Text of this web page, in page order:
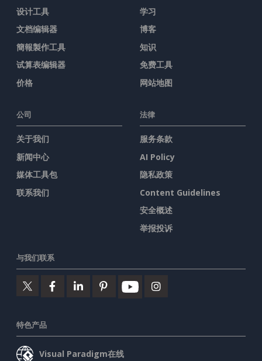
设计工具
文档编辑器
簡報製作工具
试算表编辑器
价格
学习
博客
知识
免费工具
网站地图
公司
关于我们
新闻中心
媒体工具包
联系我们
法律
服务条款
AI Policy
隐私政策
Content Guidelines
安全概述
举报投诉
与我们联系
特色产品
Visual Paradigm在线